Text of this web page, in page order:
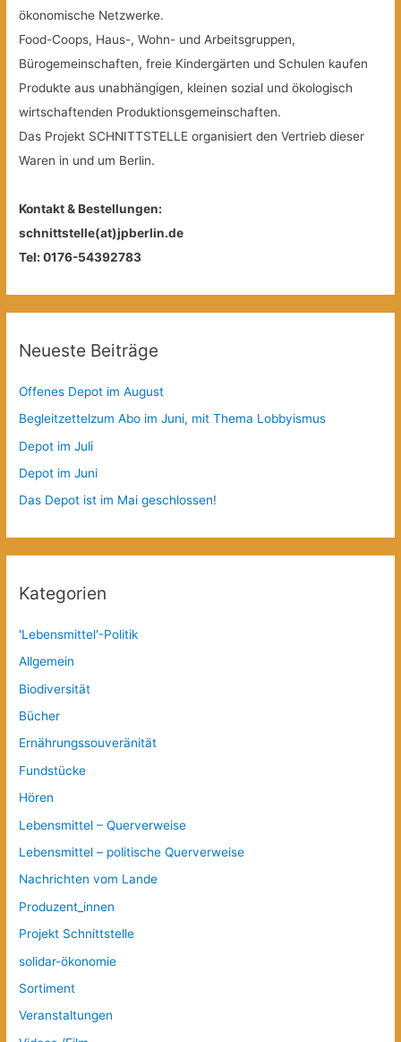
ökonomische Netzwerke.
Food-Coops, Haus-, Wohn- und Arbeitsgruppen,
Bürogemeinschaften, freie Kindergärten und Schulen kaufen
Produkte aus unabhängigen, kleinen sozial und ökologisch
wirtschaftenden Produktionsgemeinschaften.
Das Projekt SCHNITTSTELLE organisiert den Vertrieb dieser
Waren in und um Berlin.
Kontakt & Bestellungen:
schnittstelle(at)jpberlin.de
Tel: 0176-54392783
Neueste Beiträge
Offenes Depot im August
Begleitzettelzum Abo im Juni, mit Thema Lobbyismus
Depot im Juli
Depot im Juni
Das Depot ist im Mai geschlossen!
Kategorien
'Lebensmittel'-Politik
Allgemein
Biodiversität
Bücher
Ernährungssouveränität
Fundstücke
Hören
Lebensmittel – Querverweise
Lebensmittel – politische Querverweise
Nachrichten vom Lande
Produzent_innen
Projekt Schnittstelle
solidar-ökonomie
Sortiment
Veranstaltungen